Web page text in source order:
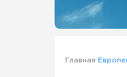
Главная